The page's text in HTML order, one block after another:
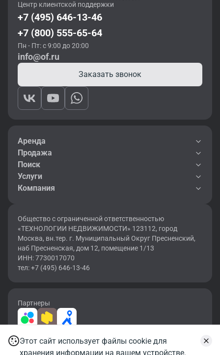
Центр клиентской поддержки
+7 (495) 646-13-46
+7 (800) 555-65-64
Пн - Пт: с 9:00 до 20:00
info@of.ru
Заказать звонок
Аренда
Продажа
Поиск
Услуги
Компания
Общество с ограниченной ответственностью
«ТЕХНОЛОГИИ НЕДВИЖИМОСТИ» 123112, город
Москва, вн.тер. г. Муниципальный Округ Пресненский,
наб Пресненская, дом 12, помещение 1/13
ИНН: 7730017070
тел: +7 (495) 646-13-46
Партнеры
2026 © OF.RU | Все права защищены.
Этот сайт использует файлы cookie для
хранения информации на вашем устройстве.